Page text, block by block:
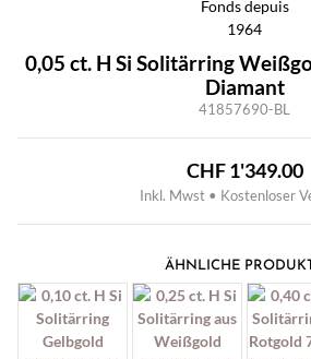
0,05 ct. H Si Solitärring
Diamant
41857690-BL
CHF1'349.00
Inkl. Mwst • Kostenloser
ÄHNLICHE